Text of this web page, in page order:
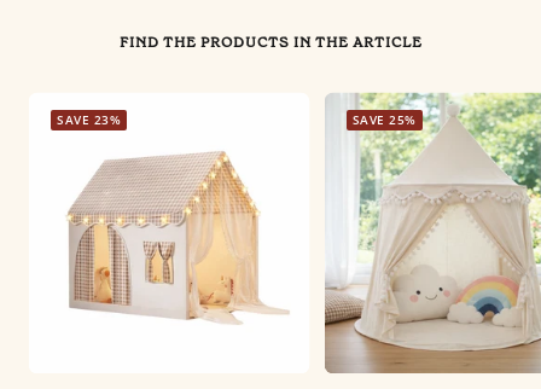
FIND THE PRODUCTS IN THE ARTICLE
SAVE 23% SAVE 25%